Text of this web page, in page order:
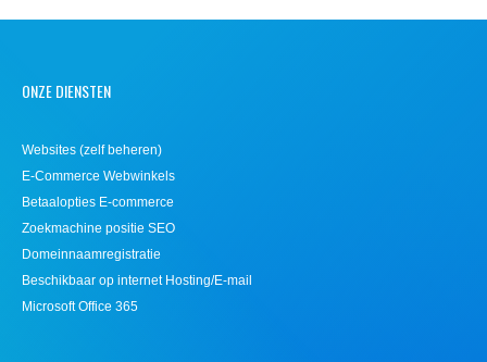
ONZE DIENSTEN
Websites (zelf beheren)
E-Commerce Webwinkels
Betaalopties E-commerce
Zoekmachine positie SEO
Domeinnaamregistratie
Beschikbaar op internet Hosting/E-mail
Microsoft Office 365